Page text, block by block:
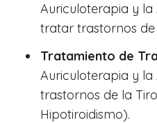
Auriculoterapia y
tratar trastornos de
Tratamiento de
Auriculoterapia y
trastornos de la
Hipotiroidismo).